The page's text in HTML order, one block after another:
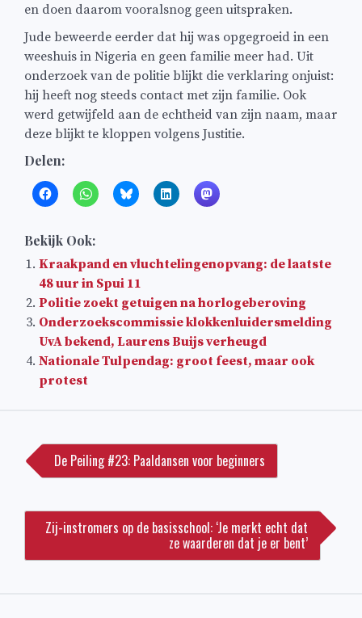
en doen daarom vooralsnog geen uitspraken.
Jude beweerde eerder dat hij was opgegroeid in een
weeshuis in Nigeria en geen familie meer had. Uit
onderzoek van de politie blijkt die verklaring onjuist:
hij heeft nog steeds contact met zijn familie. Ook
werd getwijfeld aan de echtheid van zijn naam, maar
deze blijkt te kloppen volgens Justitie.
Delen:
Bekijk Ook:
Kraakpand en vluchtelingenopvang: de laatste
48 uur in Spui 11
Politie zoekt getuigen na horlogeberoving
Onderzoekscommissie klokkenluidersmelding
UvA bekend, Laurens Buijs verheugd
Nationale Tulpendag: groot feest, maar ook
protest
navigatie
De Peiling #23: Paaldansen voor beginners
Zij-instromers op de basisschool: ‘Je merkt echt dat
ze waarderen dat je er bent’